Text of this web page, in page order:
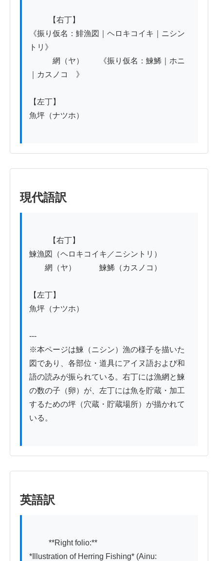
《振り仮名：鯡漁図｜ヘロキコイキ｜ニシン
トリ》
網（ヤ）　　《振り仮名：鰊鯑｜ホニ
｜カスノコ　》
【左丁】
魚坪（ナツホ）
現代語訳
鰊漁図（ヘロキコイキ／ニシントリ）
網（ヤ）　　　鰊鯑（カスノコ）
【左丁】
魚坪（ナツホ）
---
※本ページは鰊（ニシン）漁の様子を描いた
図であり、各部位・道具にアイヌ語および和
語の読みが振られている。右丁には漁網と鰊
の数の子（卵）が、左丁には魚を貯蔵・加工
するための坪（穴蔵・貯蔵場所）が描かれて
いる。
英語訳
*Illustration of Herring Fishing* (Ainu: